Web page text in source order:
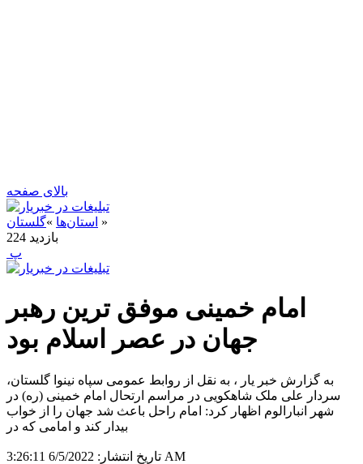
بالای صفحه
استان‌ها »گلستان
»
224 بازدید
‍ پ
امام خمینی موفق ترین رهبر
جهان در عصر اسلام بود
به گزارش خبر یار ، به نقل از روابط عمومی سپاه نینوا گلستان،
سردار علی ملک شاهکویی در مراسم ارتحال امام خمینی (ره) در
شهر انبارالوم اظهار کرد: امام راحل باعث شد جهان را از خواب
بیدار کند و امامی که در
تاریخ انتشار: 6/5/2022 3:26:11 AM